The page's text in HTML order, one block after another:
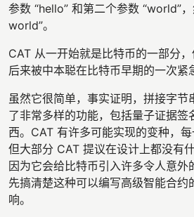
参数 “hello” 和第二个参数 “world”
world”。
CAT 从一开始就是比特币的一部分，
后来被中本聪在比特币早期的一次紧
虽然它很简单，事实证明，拼接字节
了非常多样的功能，包括量子证据签
西。CAT 有许多可能实现的变种，每
但大部分 CAT 提议在设计上都没有
因为它会给比特币引入许多令人意外
先搞清楚这种可以编写高级智能合约
响。